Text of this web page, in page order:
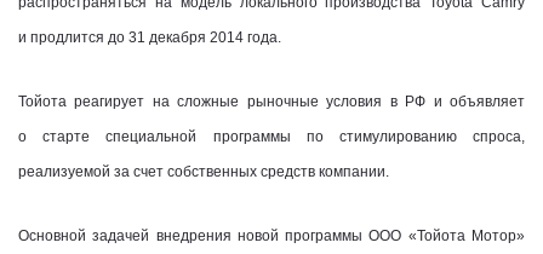
и продлится до 31 декабря 2014 года.
Тойота реагирует на сложные рыночные условия в РФ и объявляет
о старте специальной программы по стимулированию спроса,
реализуемой за счет собственных средств компании.
Основной задачей внедрения новой программы ООО «Тойота Мотор»